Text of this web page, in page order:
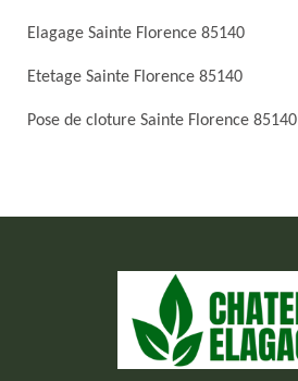
Elagage Sainte Florence 85140
Etetage Sainte Florence 85140
Pose de cloture Sainte Florence 85140